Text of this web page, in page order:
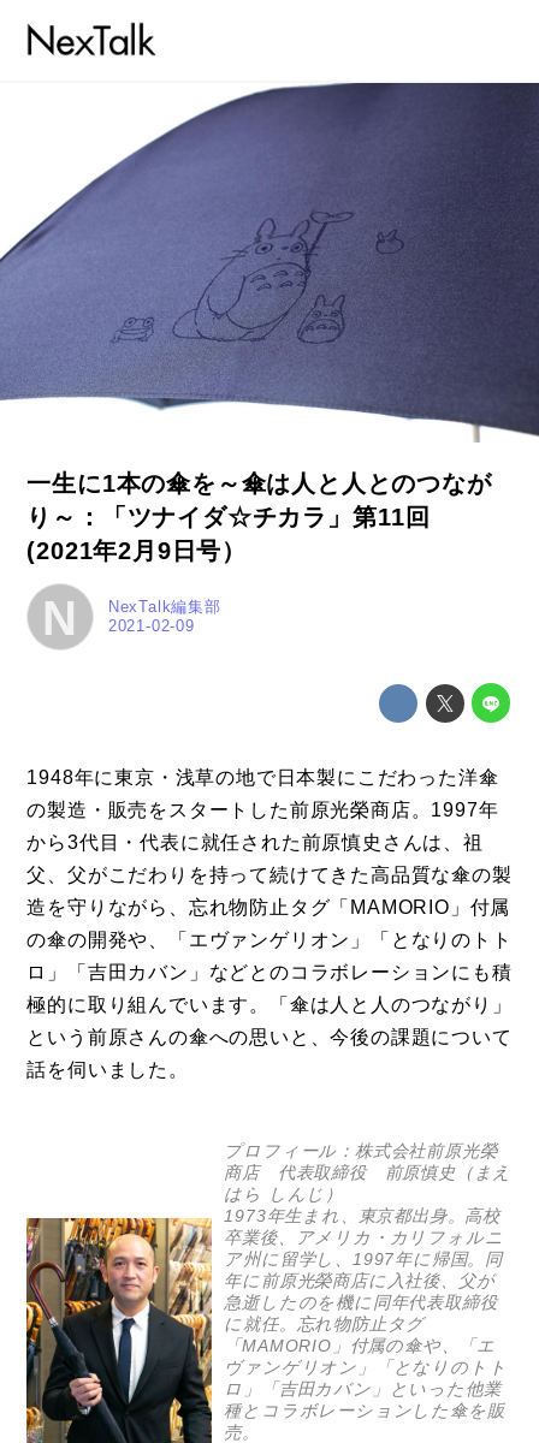
一生に1本の傘を～傘は人と人とのつなが
り～：「ツナイダ☆チカラ」第11回
(2021年2月9日号）
N 2021-02-09
NexTalk編集部
1948年に東京・浅草の地で日本製にこだわった洋傘
の製造・販売をスタートした前原光榮商店。1997年
から3代目・代表に就任された前原慎史さんは、祖
父、父がこだわりを持って続けてきた高品質な傘の製
造を守りながら、忘れ物防止タグ「MAMORIO」付属
の傘の開発や、「エヴァンゲリオン」「となりのトト
ロ」「吉田カバン」などとのコラボレーションにも積
極的に取り組んでいます。「傘は人と人のつながり」
という前原さんの傘への思いと、今後の課題について
話を伺いました。
プロフィール：株式会社前原光榮
商店 代表取締役 前原慎史（まえ
はら しんじ）
1973年生まれ、東京都出身。高校
卒業後、アメリカ・カリフォルニ
ア州に留学し、1997年に帰国。同
年に前原光榮商店に入社後、父が
急逝したのを機に同年代表取締役
に就任。忘れ物防止タグ
「MAMORIO」付属の傘や、「エ
ヴァンゲリオン」「となりのトト
ロ」「吉田カバン」といった他業
種とコラボレーションした傘を販
売。